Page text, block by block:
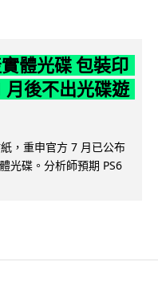
體光碟 包裝印
後不出光碟遊
，重申官方 7 月已公布
光碟。分析師預期 PS6